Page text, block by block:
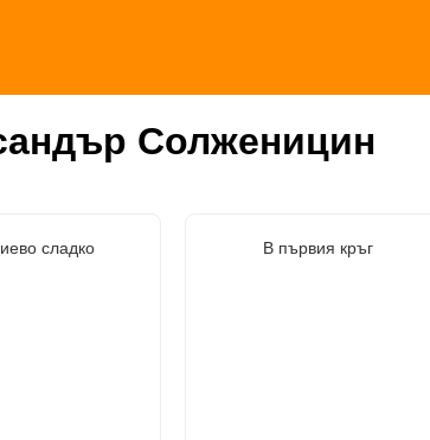
Солженицин
сладко В първия кръг